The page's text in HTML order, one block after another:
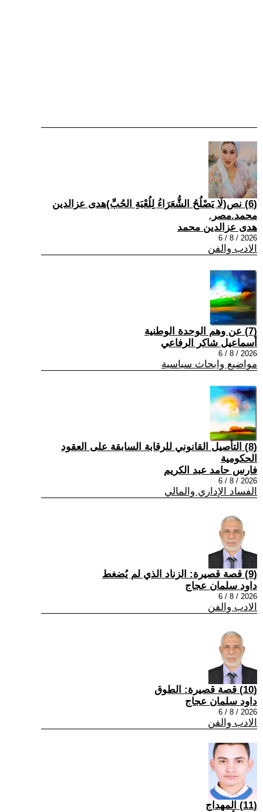
(6) نص(لَا يَصْلُحُ الشُّعَرَاءُ لِلُعْبَةِ الحُبِّ)هدى عزالدين
محمد.مصر.
هدى عزالدين محمد
2026 / 8 / 6
الادب والفن
(7) عن وهم الوحدة الوطنية
أسماعيل شاكر الرفاعي
2026 / 8 / 6
مواضيع وابحاث سياسية
(8) التأصيل القانوني للرقابة السابقة على العقود
الحكومية
فارس حامد عبد الكريم
2026 / 8 / 6
الفساد الإداري والمالي
(9) قصة قصيرة: الزناد الذي لم يُضغط
داود سلمان عجاج
2026 / 8 / 6
الادب والفن
(10) قصة قصيرة: الطوق
داود سلمان عجاج
2026 / 8 / 6
الادب والفن
(11) المهداج